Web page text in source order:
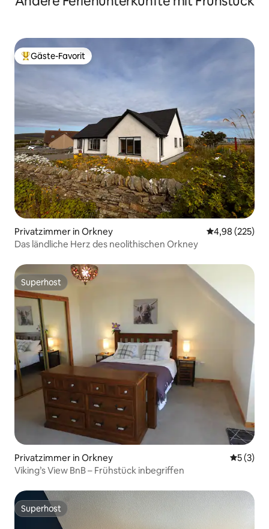
Beliebter Gäste-Favorit.
Gäste-Favorit
Privatzimmer in Orkney
4,98 (225)
Das ländliche Herz des neolithischen Orkney
Superhost
Superhost
Privatzimmer in Orkney
5 (3)
Viking’s View BnB – Frühstück inbegriffen
Superhost
Superhost